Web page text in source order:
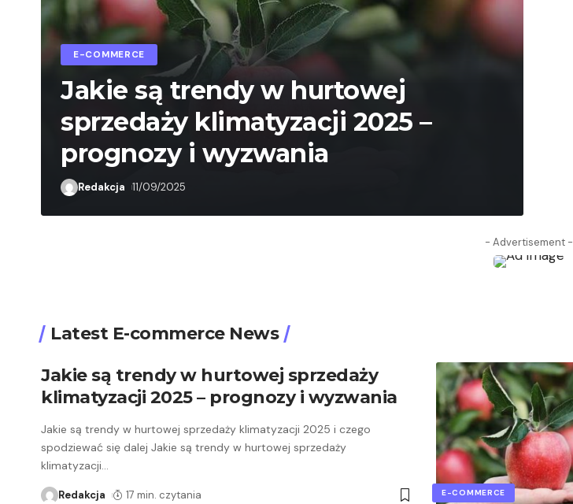
E-COMMERCE
Jakie są trendy w hurtowej
sprzedaży klimatyzacji 2025 –
prognozy i wyzwania
Redakcja 11/09/2025
- Advertisement -
Latest E-commerce News
E-COMMERCE
Jakie są trendy w hurtowej sprzedaży
klimatyzacji 2025 – prognozy i wyzwania
Jakie są trendy w hurtowej sprzedaży klimatyzacji 2025 i czego
spodziewać się dalej Jakie są trendy w hurtowej sprzedaży
klimatyzacji…
Redakcja 17 min. czytania